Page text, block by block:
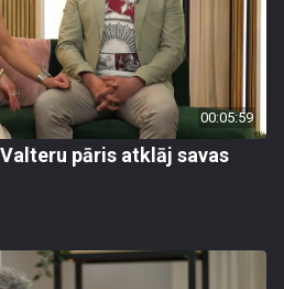
00:05:59
pāris atklāj savas